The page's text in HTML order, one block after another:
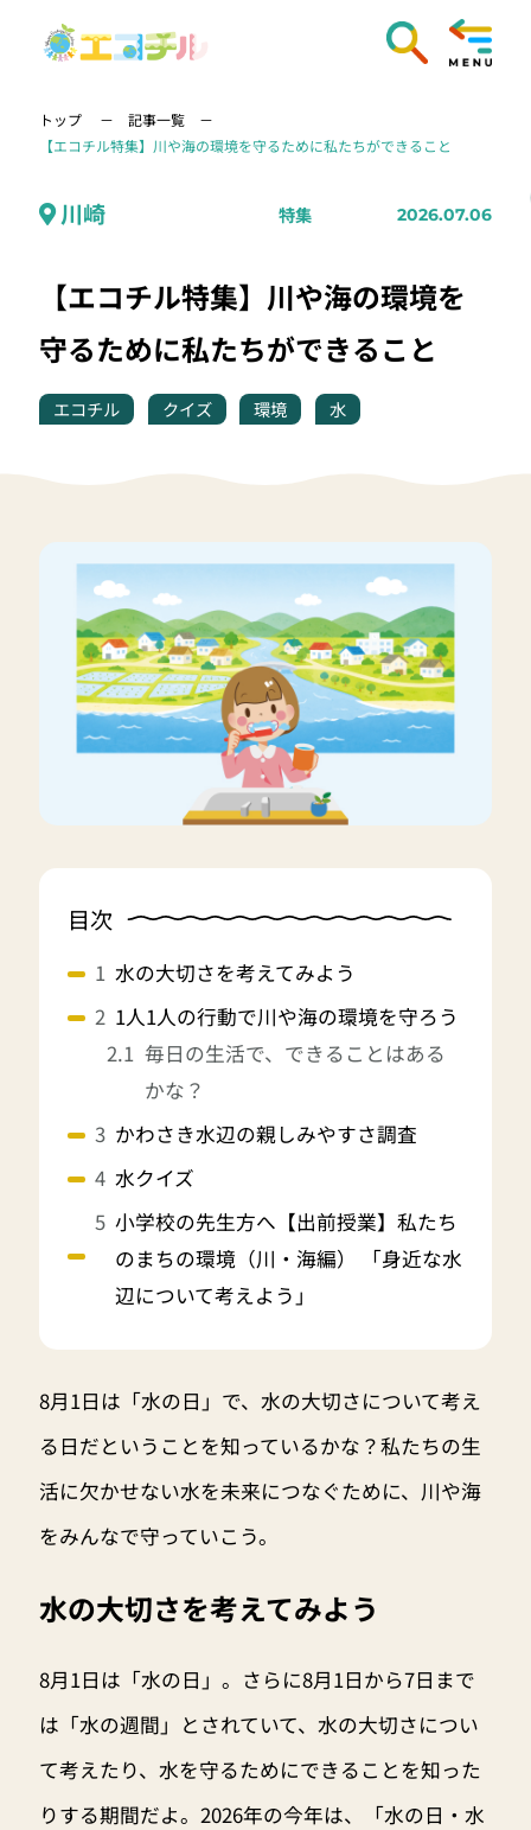
トップ
記事一覧
【エコチル特集】川や海の環境を守るために私たちができること
川崎 特集 2026.07.06
【エコチル特集】川や海の環境を
守るために私たちができること
エコチル クイズ 環境 水
目次
水の大切さを考えてみよう
1人1人の行動で川や海の環境を守ろう
毎日の生活で、できることはある
かな？
かわさき水辺の親しみやすさ調査
水クイズ
小学校の先生方へ【出前授業】私たち
のまちの環境（川・海編） 「身近な水
辺について考えよう」
8月1日は「水の日」で、水の大切さについて考え
る日だということを知っているかな？私たちの生
活に欠かせない水を未来につなぐために、川や海
をみんなで守っていこう。
水の大切さを考えてみよう
8月1日は「水の日」。さらに8月1日から7日まで
は「水の週間」とされていて、水の大切さについ
て考えたり、水を守るためにできることを知った
りする期間だよ。2026年の今年は、「水の日・水